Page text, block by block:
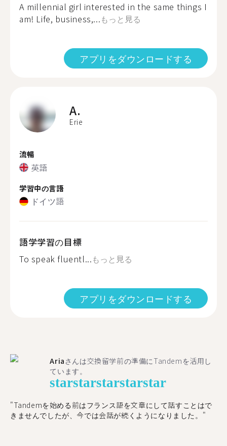
A millennial girl interested in the same things I
am! Life, business,...もっと見る
アプリをダウンロードする
A.
Erie
流暢
英語
学習中の言語
ドイツ語
語学学習の目標
To speak fluentl...もっと見る
アプリをダウンロードする
Aria さんは交換留学前の準備にTandemを活用し
ています。
starstarstarstarstar
"​​Tandemを始める前はフランス語を文章にして話すことはで
きませんでしたが、今では会話が続くようになりました。"